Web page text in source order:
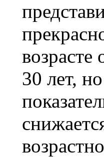
возрасте
30 лет,